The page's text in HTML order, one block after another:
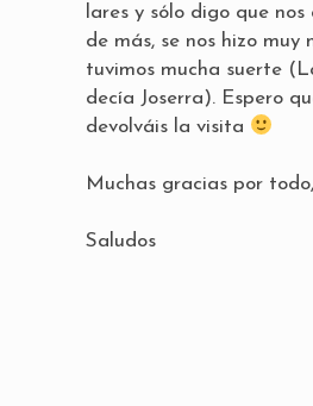
lares y sólo digo que
de más, se nos hizo muy
tuvimos mucha suerte
decía Joserra). Espero
devolváis la visita
Muchas gracias por
Saludos